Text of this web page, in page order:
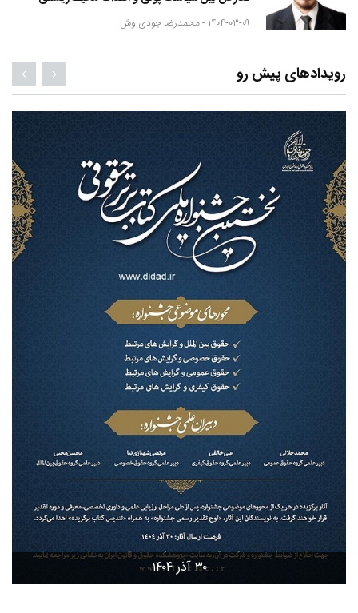
۱۴۰۴-۰۳-۰۹ - محمدرضا جودی وش
رویدادهای پیش رو
۳۰ آذر ۱۴۰۴